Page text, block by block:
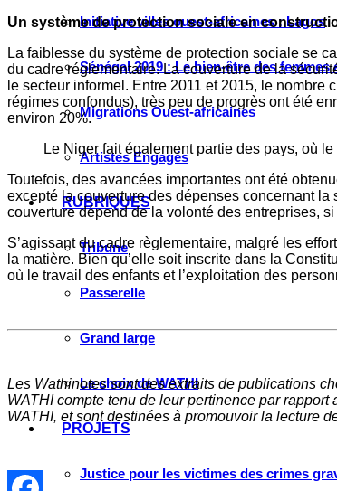
Initiative villes ouest-africaines : Lagos
Sénégal 2019 : Le bien-être des
Migrations Ouest-africaines
Artistes Engagés
RUBRIQUES
Tribune
Passerelle
Grand large
Le choix de WATHI
PROJETS
Justice pour les victimes des crimes
Un système de protection sociale en
La faiblesse du système de protection sociale se
du cadre réglementaire. La couverture de la
le secteur informel. Entre 2011 et 2015, le
régimes confondus), très peu de progrès ont été
environ 20%.
Le Niger fait également partie des pays, où
Toutefois, des avancées importantes ont été
excepté la couverture des dépenses concernant la
couverture dépend de la volonté des entreprises,
S’agissant du cadre règlementaire, malgré les
la matière. Bien qu’elle soit inscrite dans la
où le travail des enfants et l’exploitation des
Les Wathinotes sont des extraits de publications
WATHI compte tenu de leur pertinence par
WATHI, et sont destinées à promouvoir la lecture